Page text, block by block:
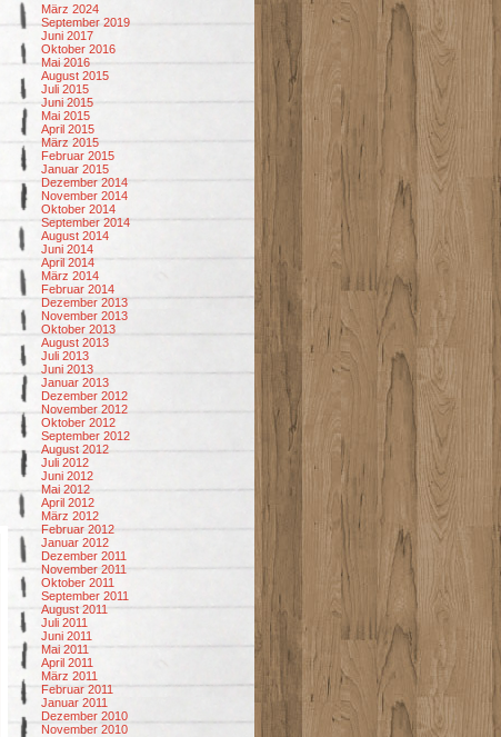
März 2024
September 2019
Juni 2017
Oktober 2016
Mai 2016
August 2015
Juli 2015
Juni 2015
Mai 2015
April 2015
März 2015
Februar 2015
Januar 2015
Dezember 2014
November 2014
Oktober 2014
September 2014
August 2014
Juni 2014
April 2014
März 2014
Februar 2014
Dezember 2013
November 2013
Oktober 2013
August 2013
Juli 2013
Juni 2013
Januar 2013
Dezember 2012
November 2012
Oktober 2012
September 2012
August 2012
Juli 2012
Juni 2012
Mai 2012
April 2012
März 2012
Februar 2012
Januar 2012
Dezember 2011
November 2011
Oktober 2011
September 2011
August 2011
Juli 2011
Juni 2011
Mai 2011
April 2011
März 2011
Februar 2011
Januar 2011
Dezember 2010
November 2010